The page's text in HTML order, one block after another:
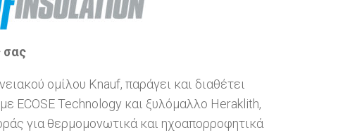
σας
ομίλου Knauf, παράγει και διαθέτει
ECOSE Technology και ξυλόμαλλο Heraklith,
για θερμομονωτικά και ηχοαπορροφητικά